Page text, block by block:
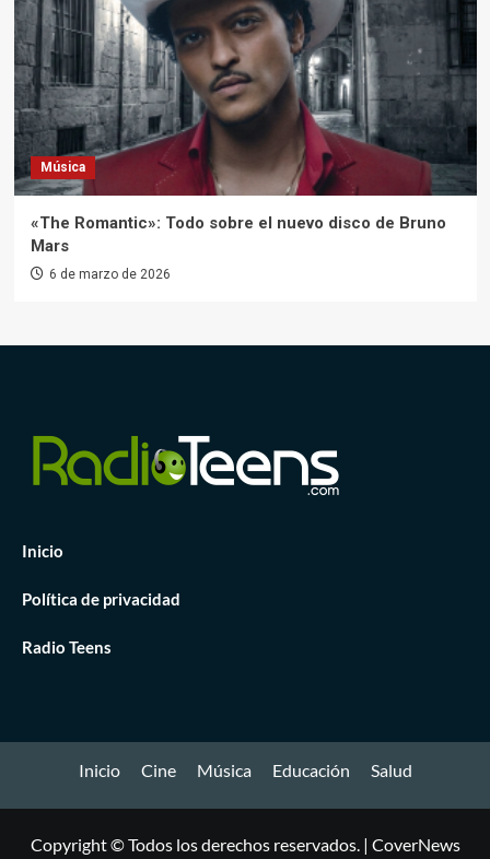
Música
«The Romantic»: Todo sobre el nuevo disco de Bruno
Mars
6 de marzo de 2026
Inicio
Política de privacidad
Radio Teens
Inicio Cine Música Educación Salud
Copyright © Todos los derechos reservados. | CoverNews